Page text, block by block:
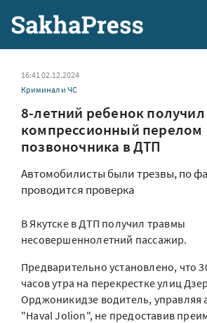
16:41 02.12.2024
Криминал и ЧС
8-летний ребенок получил
компрессионный перелом
позвоночника в ДТП
Автомобилисты были трезвы, по
проводится проверка
В Якутске в ДТП получил травмы
несовершеннолетний пассажир.
Предварительно установлено, что
часов утра на перекрестке улиц
Орджоникидзе водитель, управляя
"Haval Jolion", не предоставив